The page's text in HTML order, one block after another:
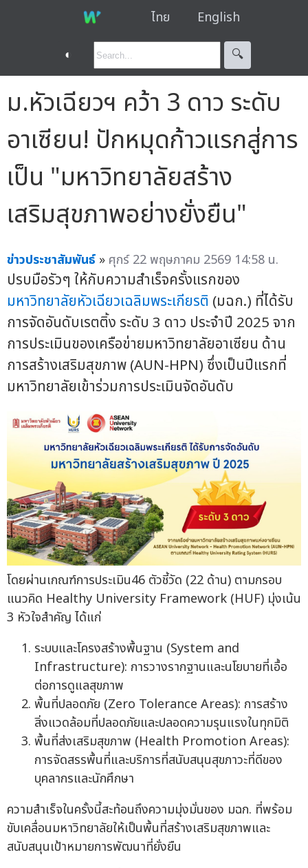
ไทย English
◐ 🔍︎
ม.หัวเฉียวฯ คว้า 3 ดาว ระดับ
อาเซียน! ปักหมุดก้าวแรกสู่การ
เป็น "มหาวิทยาลัยสร้าง
เสริมสุขภาพอย่างยั่งยืน"
ข่าวประชาสัมพันธ์ » ศุกร์ 22 พฤษภาคม 2569 14:58 น.
ปรบมือรัวๆ ให้กับความสำเร็จครั้งแรกของ
มหาวิทยาลัยหัวเฉียวเฉลิมพระเกียรติ (มฉก.) ที่ได้รับ
การจัดอันดับเรตติ้ง ระดับ 3 ดาว ประจำปี 2025 จาก
การประเมินของเครือข่ายมหาวิทยาลัยอาเซียน ด้าน
การสร้างเสริมสุขภาพ (AUN-HPN) ซึ่งเป็นปีแรกที่
มหาวิทยาลัยเข้าร่วมการประเมินจัดอันดับ
โดยผ่านเกณฑ์การประเมิน46 ตัวชี้วัด (22 ด้าน) ตามกรอบ
แนวคิด Healthy University Framework (HUF) มุ่งเน้น
3 หัวใจสำคัญ ได้แก่
ระบบและโครงสร้างพื้นฐาน (System and
Infrastructure): การวางรากฐานและนโยบายที่เอื้อ
ต่อการดูแลสุขภาพ
พื้นที่ปลอดภัย (Zero Tolerance Areas): การสร้าง
สิ่งแวดล้อมที่ปลอดภัยและปลอดความรุนแรงในทุกมิติ
พื้นที่ส่งเสริมสุขภาพ (Health Promotion Areas):
การจัดสรรพื้นที่และบริการที่สนับสนุนสุขภาวะที่ดีของ
บุคลากรและนักศึกษา
ความสำเร็จในครั้งนี้สะท้อนถึงความมุ่งมั่นของ มฉก. ที่พร้อม
ขับเคลื่อนมหาวิทยาลัยให้เป็นพื้นที่สร้างเสริมสุขภาพและ
สนับสนุนเป้าหมายการพัฒนาที่ยั่งยืน